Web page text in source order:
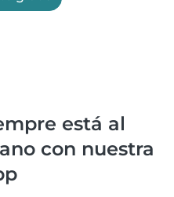
está al
con nuestra